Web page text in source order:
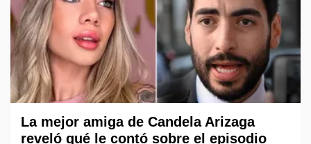
La mejor amiga de Candela Arizaga
reveló qué le contó sobre el episodio